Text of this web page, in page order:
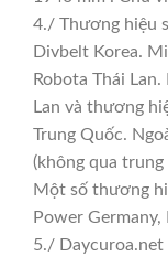
4./ Thương hiệu
Divbelt Korea.
Robota Thái
Lan và thương
Trung Quốc.
(không qua trung
Một số thương
Power
5./